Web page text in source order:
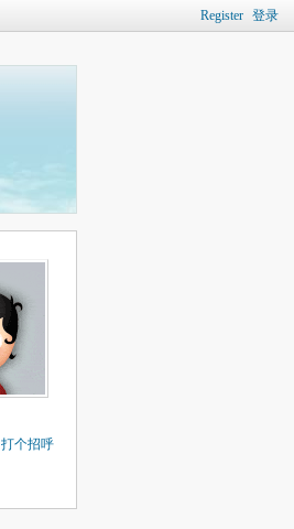
Register 登录
打个招呼